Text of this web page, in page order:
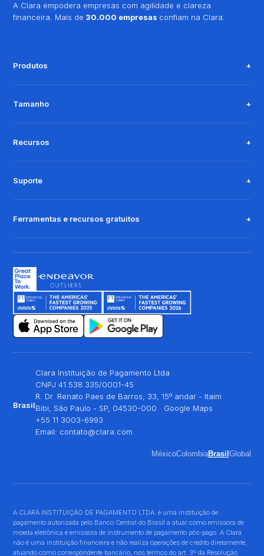
A Clara empodera empresas com agilidade e clareza
financeira. Mais de 30.000 empresas confiam na Clara.
Produtos
Tamanho
Recursos
Suporte
Ferramentas e recursos gratuitos
Brasil
Clara Instituição de Pagamento Ltda
CNPJ 41.538.335/0001-45
R. Dr. Renato Paes de Barros, 33, 15º andar - Itaim
Bibi, São Paulo - SP, 04530-000 · Google Maps
+55 11 3003-6993
Email: contato@clara.com
MéxicoColombiaBrasil Global
A CLARA INSTITUIÇÃO DE PAGAMENTO LTDA. é uma instituição de
pagamento autorizada pelo Banco Central do Brasil a atuar como emissora de
moeda eletrônica e emissora de instrumento de pagamento pós-pago. A Clara
não é uma instituição financeira e não realiza operações de crédito diretamente,
atuando como correspondente bancário, nos termos do art. 3º da Resolução